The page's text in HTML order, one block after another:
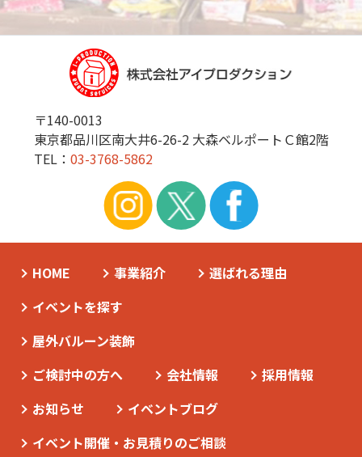
〒140-0013
東京都品川区南大井6-26-2 大森ベルポートＣ館2階
TEL： 03-3768-5862
HOME 事業紹介
選ばれる理由
イベントを探す
屋外バルーン装飾
ご検討中の方へ
会社情報
採用情報
お知らせ
イベントブログ
イベント開催・お見積りのご相談